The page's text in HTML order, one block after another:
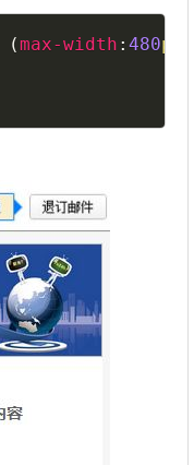
(max-width :480px